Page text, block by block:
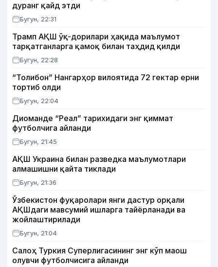
дуранг қайд этди
Бугун, 22:31
Трамп АҚШ ўқ-дорилари ҳақида маълумот
тарқатганларга қамоқ билан таҳдид қилди
Бугун, 22:28
“Толибон” Нангарҳор вилоятида 72 гектар ерни
тортиб олди
Бугун, 22:04
Диоманде “Реал” тарихидаги энг қиммат
футболчига айланди
Бугун, 21:45
АҚШ Украина билан разведка маълумотлари
алмашишни қайта тиклади
Бугун, 21:36
Ўзбекистон фуқаролари янги дастур орқали
АҚШдаги мавсумий ишларга тайёрланади ва
жойлаштирилади
Бугун, 21:04
Салоҳ Туркия Суперлигасининг энг кўп маош
олувчи футболчисига айланди